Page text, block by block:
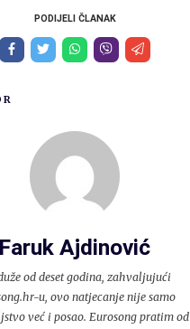
PODIJELI ČLANAK
Faruk Ajdinović
od deset godina, zahvaljujući
u, ovo natjecanje nije samo
već i posao. Eurosong pratim od